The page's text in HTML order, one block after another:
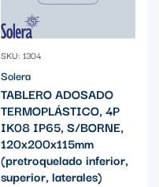
SKU: 1304
Solera
TABLERO ADOSADO
TERMOPLÁSTICO, 4P
IK08 IP65, S/BORNE,
120x200x115mm
(pretroquelado inferior,
superior, laterales)